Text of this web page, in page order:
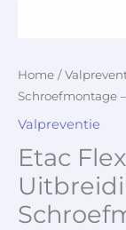
Home /
Schroefmontage
Valpreventie
Etac